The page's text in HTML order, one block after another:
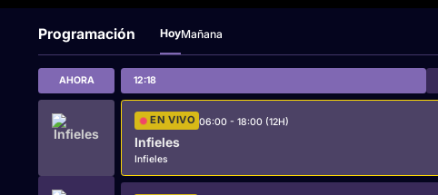
Programación HoyMañana
AHORA 12:18
EN VIVO 06:00 - 18:00 (12H)
Infieles
Infieles